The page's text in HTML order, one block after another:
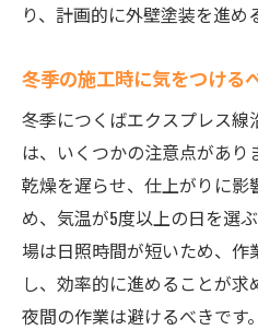
り、計画的に外壁塗装を進め
冬季の施工時に気をつける
冬季につくばエクスプレス
は、いくつかの注意点があり
乾燥を遅らせ、仕上がりに
め、気温が5度以上の日を選
場は日照時間が短いため、
し、効率的に進めることが求
夜間の作業は避けるべきです